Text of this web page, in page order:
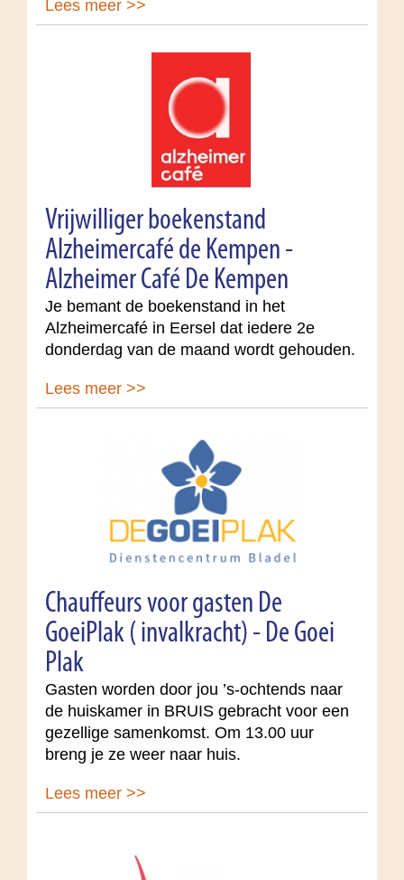
Lees meer >>
Vrijwilliger boekenstand
Alzheimercafé de Kempen -
Alzheimer Café De Kempen
Je bemant de boekenstand in het
Alzheimercafé in Eersel dat iedere 2e
donderdag van de maand wordt gehouden.
Lees meer >>
Chauffeurs voor gasten De
GoeiPlak ( invalkracht) - De Goei
Plak
Gasten worden door jou ’s-ochtends naar
de huiskamer in BRUIS gebracht voor een
gezellige samenkomst. Om 13.00 uur
breng je ze weer naar huis.
Lees meer >>